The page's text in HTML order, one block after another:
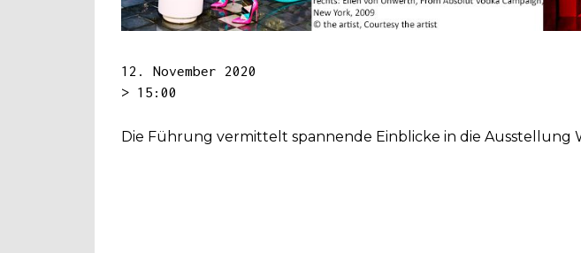
12. November 2020
> 15:00
Die Führung vermittelt spannende Einblicke in die Ausstellung